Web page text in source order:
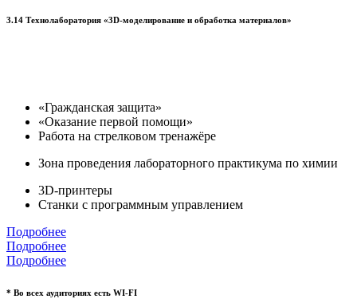
3.14 Технолаборатория «3D-моделирование и обработка материалов»
«Гражданская защита»
«Оказание первой помощи»
Работа на стрелковом тренажёре
Зона проведения лабораторного практикума по химии
3D-принтеры
Станки с программным управлением
Подробнее
Подробнее
Подробнее
* Во всех аудиториях есть WI-FI